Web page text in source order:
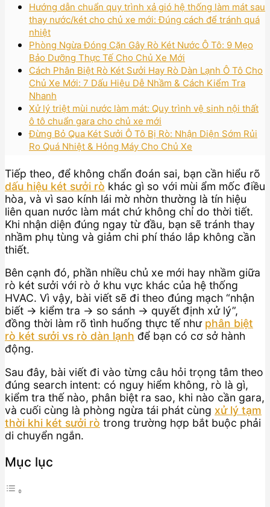
Hướng dẫn chuẩn quy trình xả gió hệ thống làm mát sau
thay nước/két cho chủ xe mới: Đúng cách để tránh quá
nhiệt
Phòng Ngừa Đóng Cặn Gây Rò Két Nước Ô Tô: 9 Mẹo
Bảo Dưỡng Thực Tế Cho Chủ Xe Mới
Cách Phân Biệt Rò Két Sưởi Hay Rò Dàn Lạnh Ô Tô Cho
Chủ Xe Mới: 7 Dấu Hiệu Dễ Nhầm & Cách Kiểm Tra
Nhanh
Xử lý triệt mùi nước làm mát: Quy trình vệ sinh nội thất
ô tô chuẩn gara cho chủ xe mới
Đừng Bỏ Qua Két Sưởi Ô Tô Bị Rò: Nhận Diện Sớm Rủi
Ro Quá Nhiệt & Hỏng Máy Cho Chủ Xe
Tiếp theo, để không chẩn đoán sai, bạn cần hiểu rõ
dấu hiệu két sưởi rò khác gì so với mùi ẩm mốc điều
hòa, và vì sao kính lái mờ nhờn thường là tín hiệu
liên quan nước làm mát chứ không chỉ do thời tiết.
Khi nhận diện đúng ngay từ đầu, bạn sẽ tránh thay
nhầm phụ tùng và giảm chi phí tháo lắp không cần
thiết.
Bên cạnh đó, phần nhiều chủ xe mới hay nhầm giữa
rò két sưởi với rò ở khu vực khác của hệ thống
HVAC. Vì vậy, bài viết sẽ đi theo đúng mạch “nhận
biết → kiểm tra → so sánh → quyết định xử lý”,
đồng thời làm rõ tình huống thực tế như phân biệt
rò két sưởi vs rò dàn lạnh để bạn có cơ sở hành
động.
Sau đây, bài viết đi vào từng câu hỏi trọng tâm theo
đúng search intent: có nguy hiểm không, rò là gì,
kiểm tra thế nào, phân biệt ra sao, khi nào cần gara,
và cuối cùng là phòng ngừa tái phát cùng xử lý tạm
thời khi két sưởi rò trong trường hợp bắt buộc phải
di chuyển ngắn.
Mục lục